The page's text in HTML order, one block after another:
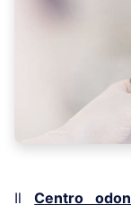
IlCentro